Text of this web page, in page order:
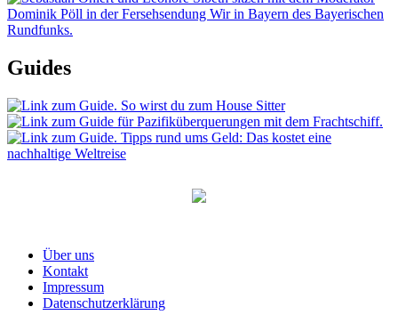
Guides
Über uns
Kontakt
Impressum
Datenschutzerklärung